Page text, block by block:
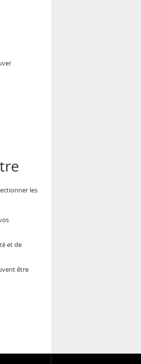
les
et de
être